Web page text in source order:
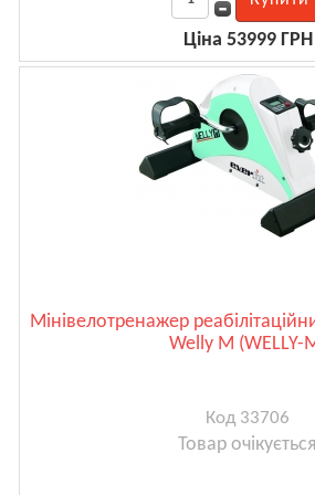
Ціна 53999 ГРН
Мінівелотренажер
Welly M (WELLY-
Код 33706
Товар очікується